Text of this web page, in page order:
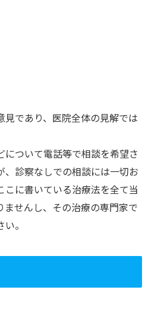
見であり、医院全体の見解では
について電話等で相談を希望さ
、診察なしでの相談には一切お
こに書いている治療法を全て当
ませんし、その治療の専門家で
。